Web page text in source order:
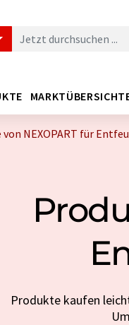
NEXOPART für
Produkte kaufen